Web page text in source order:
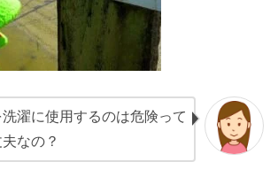
濯に使用するのは危険って
なの？